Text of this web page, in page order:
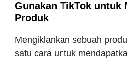
Gunakan TikTok untuk
Produk
Mengiklankan sebuah
satu cara untuk